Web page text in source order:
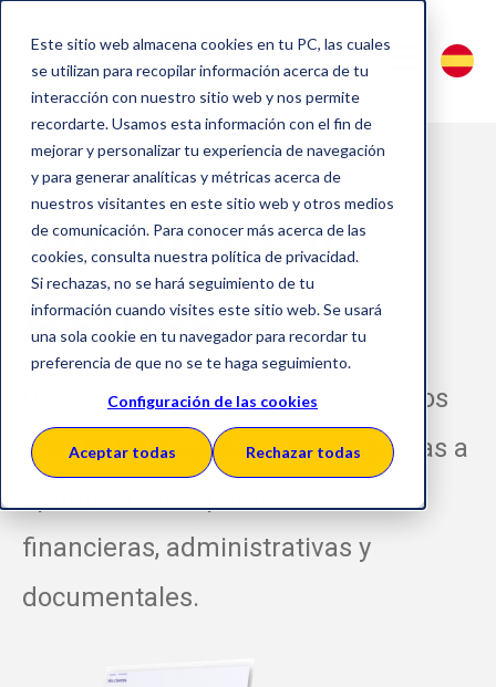
Este sitio web almacena cookies en tu PC, las cuales
se utilizan para recopilar información acerca de tu
interacción con nuestro sitio web y nos permite
recordarte. Usamos esta información con el fin de
mejorar y personalizar tu experiencia de navegación
y para generar analíticas y métricas acerca de
nuestros visitantes en este sitio web y otros medios
de comunicación. Para conocer más acerca de las
cookies, consulta nuestra política de privacidad.
Si rechazas, no se hará seguimiento de tu
información cuando visites este sitio web. Se usará
una sola cookie en tu navegador para recordar tu
preferencia de que no se te haga seguimiento.
Configuración de las cookies
Aceptar todas Rechazar todas
Webinars y
Demos
Una selección de webinars y demos
orientados a ayudar a las empresas a
financieras, administrativas y
documentales.